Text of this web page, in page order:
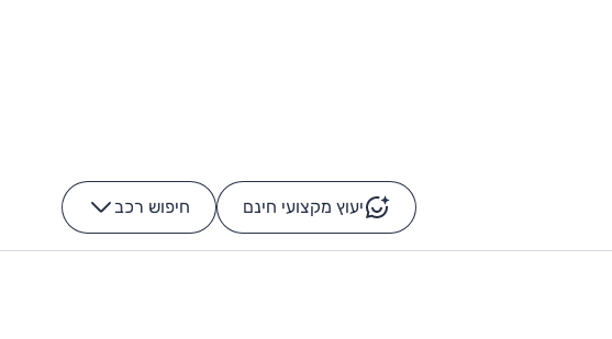
יעוץ מקצועי חינם חיפוש רכב -